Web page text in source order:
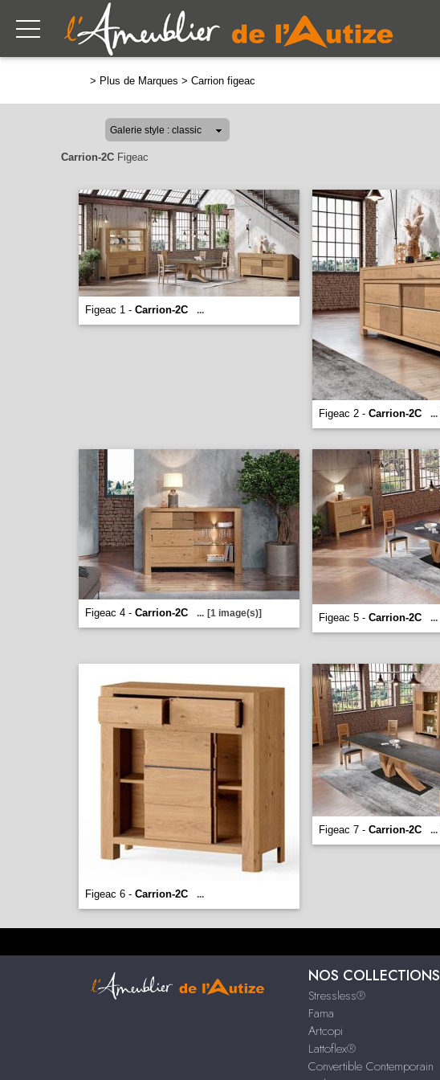
> Plus de Marques > Carrion figeac
Carrion-2C Figeac
Figeac 1 - Carrion-2C ...
Figeac 2 - Carrion-2C ...
Figeac 4 - Carrion-2C ... [1 image(s)] Figeac 5 - Carrion-2C ...
Figeac 6 - Carrion-2C ...
Figeac 7 - Carrion-2C ...
NOS COLLECTIONS
Stressless®
Fama
Artcopi
Lattoflex®
Convertible Contemporain